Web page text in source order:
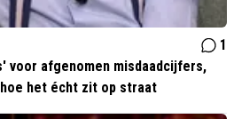
1
voor afgenomen misdaadcijfers,
het écht zit op straat